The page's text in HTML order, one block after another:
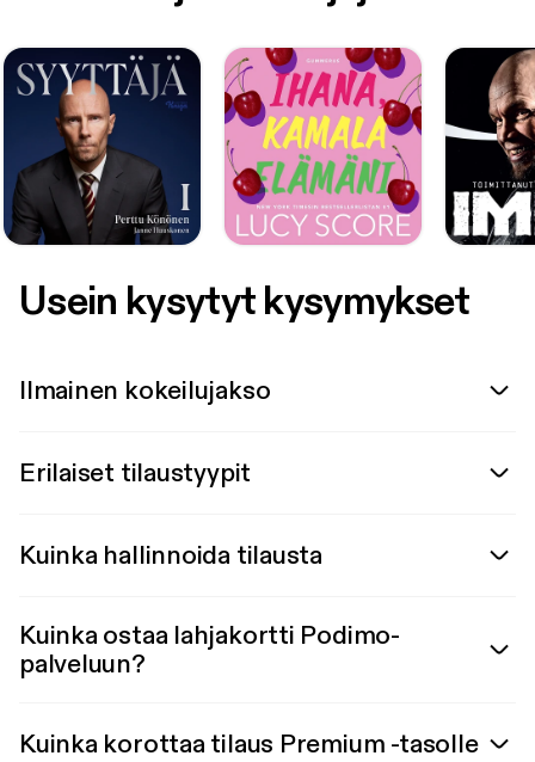
Usein kysytyt kysymykset
Ilmainen kokeilujakso
Erilaiset tilaustyypit
Kuinka hallinnoida tilausta
Kuinka ostaa lahjakortti Podimo-
palveluun?
Kuinka korottaa tilaus Premium -tasolle